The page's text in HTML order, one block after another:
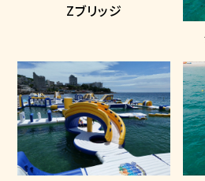
Zブリッジ